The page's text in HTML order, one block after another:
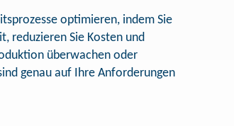
optimieren, indem Sie
reduzieren Sie Kosten und
überwachen oder
genau auf Ihre Anforderungen